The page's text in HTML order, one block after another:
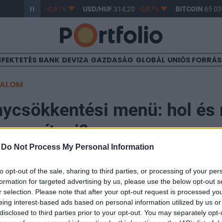
Do Not Process My Personal Information
opt-out of the sale, sharing to third parties, or processing of your
for targeted advertising by us, please use the below opt-out
selection. Please note that after your opt-out request is processed
interest-based ads based on personal information utilized by us
to third parties prior to your opt-out. You may separately
363,17 -0,61% USD/HUF314,20 -0,87% BITCOIN65
BANK DEVIZA GAZDASÁG GLOBÁL UNIÓS
menü: hol és
Központjának szakértői negyedéves makrogazdasági
az államháztartási hiány csökkentésének